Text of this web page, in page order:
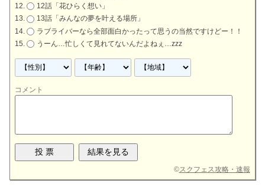
12話「花ひらく想い」
13話「みんなの夢を叶える場所」
ラブライバーなら全部面白かったって思うの当然ですけどー！！
うーん…忙しくて見れてないんだよねぇ…zzz
コメント
©スクフェス攻略・速報